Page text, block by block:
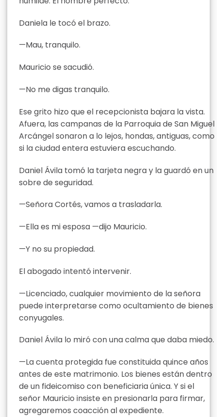
Daniela le tocó el brazo.
—Mau, tranquilo.
Mauricio se sacudió.
—No me digas tranquilo.
Ese grito hizo que el recepcionista bajara la vista.
Afuera, las campanas de la Parroquia de San Miguel
Arcángel sonaron a lo lejos, hondas, antiguas, como
si la ciudad entera estuviera escuchando.
Daniel Ávila tomó la tarjeta negra y la guardó en un
sobre de seguridad.
—Señora Cortés, vamos a trasladarla.
—Ella es mi esposa —dijo Mauricio.
—Y no su propiedad.
El abogado intentó intervenir.
—Licenciado, cualquier movimiento de la señora
puede interpretarse como ocultamiento de bienes
conyugales.
Daniel Ávila lo miró con una calma que daba miedo.
—La cuenta protegida fue constituida quince años
antes de este matrimonio. Los bienes están dentro
de un fideicomiso con beneficiaria única. Y si el
señor Mauricio insiste en presionarla para firmar,
agregaremos coacción al expediente.